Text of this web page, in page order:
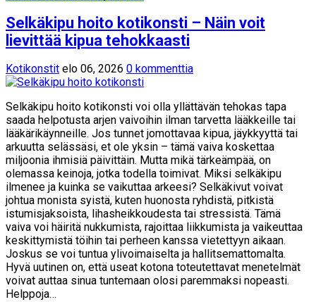
Selkäkipu hoito kotikonsti – Näin voit
lievittää kipua tehokkaasti
Kotikonstit elo 06, 2026 0 kommenttia
Selkäkipu hoito kotikonsti voi olla yllättävän tehokas tapa
saada helpotusta arjen vaivoihin ilman tarvetta lääkkeille tai
lääkärikäynneille. Jos tunnet jomottavaa kipua, jäykkyyttä tai
arkuutta selässäsi, et ole yksin – tämä vaiva koskettaa
miljoonia ihmisiä päivittäin. Mutta mikä tärkeämpää, on
olemassa keinoja, jotka todella toimivat. Miksi selkäkipu
ilmenee ja kuinka se vaikuttaa arkeesi? Selkäkivut voivat
johtua monista syistä, kuten huonosta ryhdistä, pitkistä
istumisjaksoista, lihasheikkoudesta tai stressistä. Tämä
vaiva voi häiritä nukkumista, rajoittaa liikkumista ja vaikeuttaa
keskittymistä töihin tai perheen kanssa vietettyyn aikaan.
Joskus se voi tuntua ylivoimaiselta ja hallitsemattomalta.
Hyvä uutinen on, että useat kotona toteutettavat menetelmät
voivat auttaa sinua tuntemaan olosi paremmaksi nopeasti.
Helppoja…